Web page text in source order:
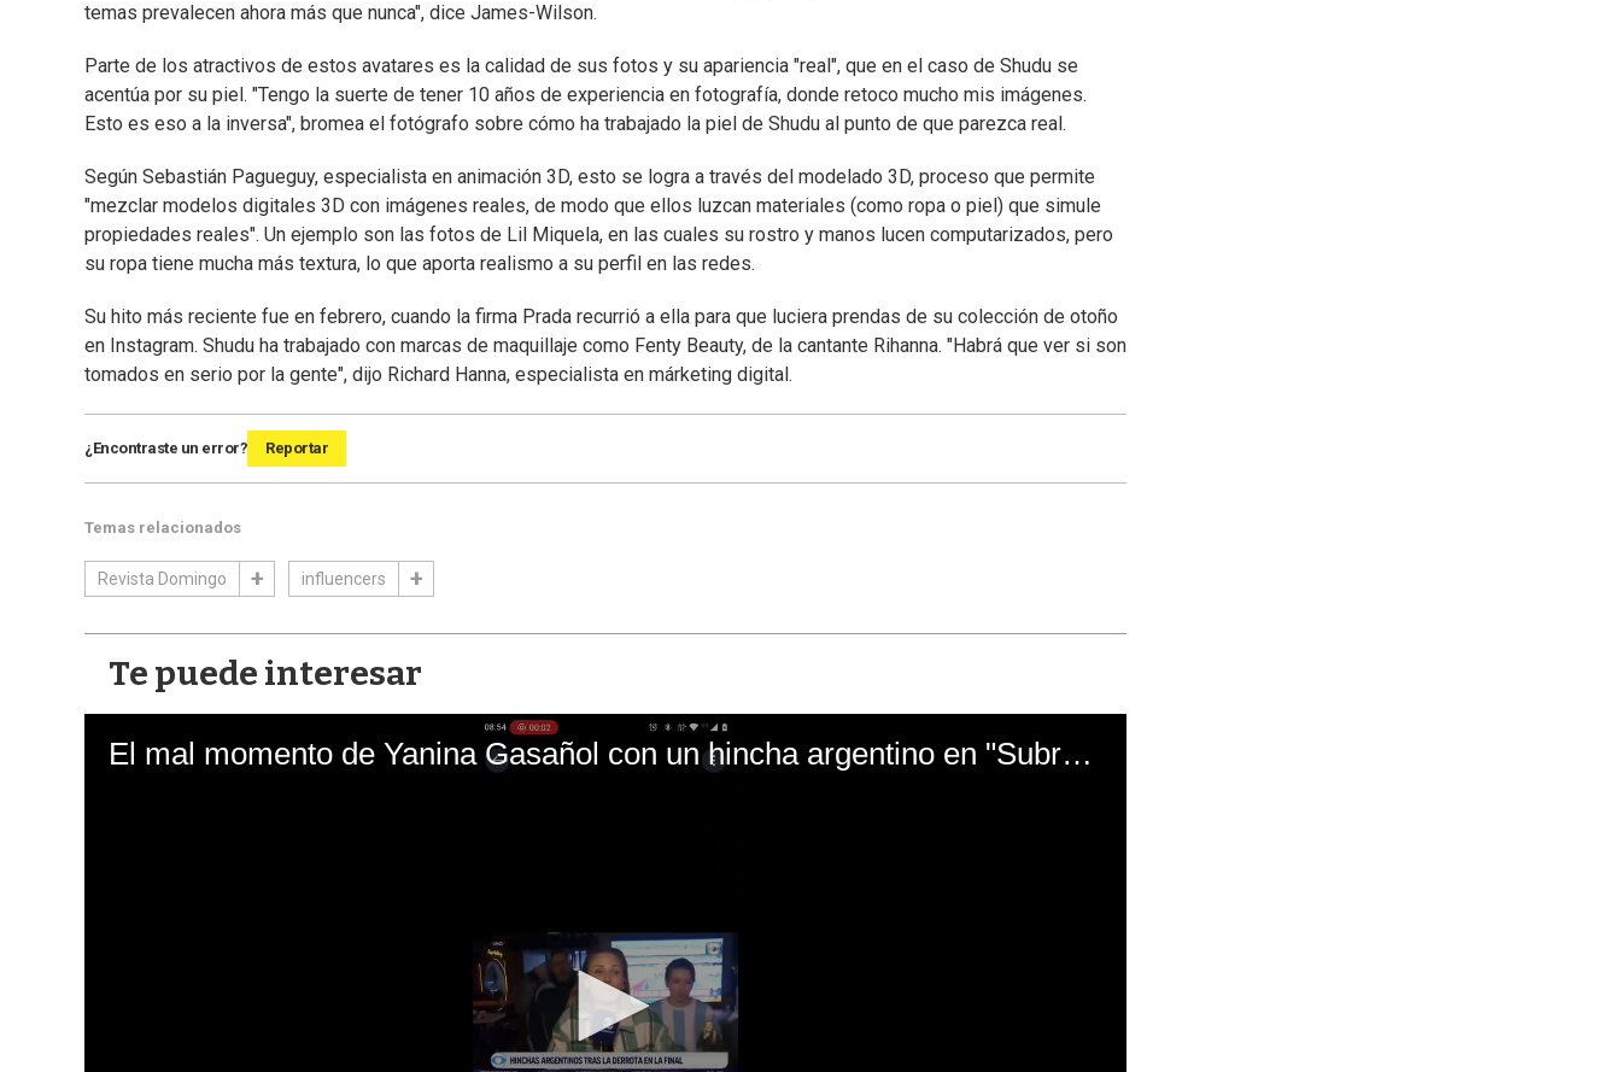
temas prevalecen ahora más que nunca", dice James-Wilson.
Parte de los atractivos de estos avatares es la calidad de sus fotos y su apariencia "real", que en el caso de Shudu se
acentúa por su piel. "Tengo la suerte de tener 10 años de experiencia en fotografía, donde retoco mucho mis imágenes.
Esto es eso a la inversa", bromea el fotógrafo sobre cómo ha trabajado la piel de Shudu al punto de que parezca real.
Según Sebastián Pagueguy, especialista en animación 3D, esto se logra a través del modelado 3D, proceso que permite
"mezclar modelos digitales 3D con imágenes reales, de modo que ellos luzcan materiales (como ropa o piel) que simule
propiedades reales". Un ejemplo son las fotos de Lil Miquela, en las cuales su rostro y manos lucen computarizados, pero
su ropa tiene mucha más textura, lo que aporta realismo a su perfil en las redes.
Su hito más reciente fue en febrero, cuando la firma Prada recurrió a ella para que luciera prendas de su colección de otoño
en Instagram. Shudu ha trabajado con marcas de maquillaje como Fenty Beauty, de la cantante Rihanna. "Habrá que ver si son
tomados en serio por la gente", dijo Richard Hanna, especialista en márketing digital.
¿Encontraste un error? Reportar
Temas relacionados
Revista Domingo influencers
Te puede interesar
El mal momento de Yanina Gasañol con un hincha argentino en "Subrayado"